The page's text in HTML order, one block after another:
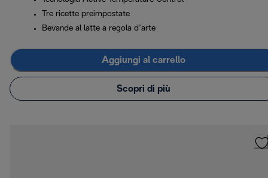
Tre ricette preimpostate
Bevande al latte a regola d’arte
Aggiungi al carrello
Scopri di più